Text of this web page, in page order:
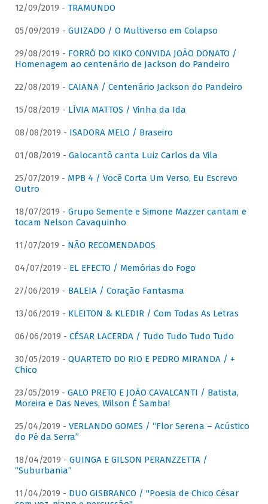
12/09/2019 - TRAMUNDO
05/09/2019 - GUIZADO / O Multiverso em Colapso
29/08/2019 - FORRÓ DO KIKO CONVIDA JOÃO DONATO /
Homenagem ao centenário de Jackson do Pandeiro
22/08/2019 - CAIANA / Centenário Jackson do Pandeiro
15/08/2019 - LÍVIA MATTOS / Vinha da Ida
08/08/2019 - ISADORA MELO / Braseiro
01/08/2019 - Galocantô canta Luiz Carlos da Vila
25/07/2019 - MPB 4 / Você Corta Um Verso, Eu Escrevo
Outro
18/07/2019 - Grupo Semente e Simone Mazzer cantam e
tocam Nelson Cavaquinho
11/07/2019 - NÃO RECOMENDADOS
04/07/2019 - EL EFECTO / Memórias do Fogo
27/06/2019 - BALEIA / Coração Fantasma
13/06/2019 - KLEITON & KLEDIR / Com Todas As Letras
06/06/2019 - CÉSAR LACERDA / Tudo Tudo Tudo Tudo
30/05/2019 - QUARTETO DO RIO E PEDRO MIRANDA / +
Chico
23/05/2019 - GALO PRETO E JOÃO CAVALCANTI / Batista,
Moreira e Das Neves, Wilson É Samba!
25/04/2019 - VERLANDO GOMES / “Flor Serena – Acústico
do Pé da Serra”
18/04/2019 - GUINGA E GILSON PERANZZETTA /
“Suburbania”
11/04/2019 - DUO GISBRANCO / "Poesia de Chico César